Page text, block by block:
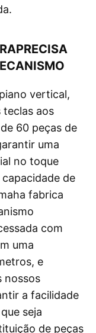
vertical,
aos
60 peças de
uma
no toque
de
fabrica
com
uma
e
nossos
a facilidade
seja
de peças